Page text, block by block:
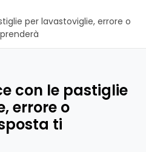
per lavastoviglie, errore o
con le pastiglie
errore o
ti